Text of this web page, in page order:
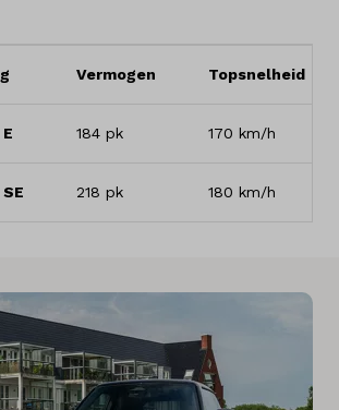
Vermogen Topsnelheid
184 pk 170 km/h
218 pk 180 km/h